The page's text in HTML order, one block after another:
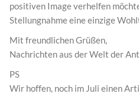
positiven Image verhelfen
Stellungnahme eine einzige
Mit freundlichen Grüßen,
Nachrichten aus der Welt der
PS
Wir hoffen, noch im Juli einen